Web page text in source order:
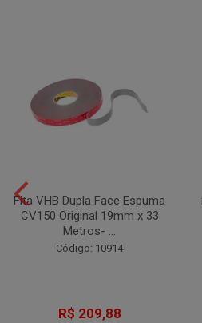
Fita VHB Dupla Face Espuma
CV150 Original 19mm x 33
Metros- ...
Código: 10914
R$ 209,88